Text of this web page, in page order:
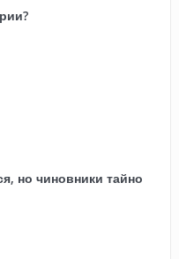
но чиновники тайно